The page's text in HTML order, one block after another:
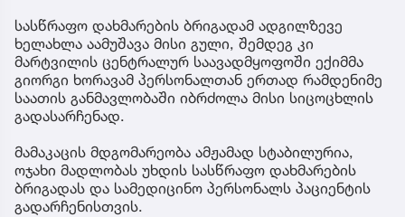
სასწრაფო დახმარების ბრიგადამ ადგილზევე
ხელახლა აამუშავა მისი გული, შემდეგ კი
მარტვილის ცენტრალურ საავადმყოფოში ექიმმა
გიორგი ხორავამ პერსონალთან ერთად რამდენიმე
საათის განმავლობაში იბრძოლა მისი სიცოცხლის
გადასარჩენად.
მამაკაცის მდგომარეობა ამჟამად სტაბილურია,
ოჯახი მადლობას უხდის სასწრაფო დახმარების
ბრიგადას და სამედიცინო პერსონალს პაციენტის
გადარჩენისთვის.